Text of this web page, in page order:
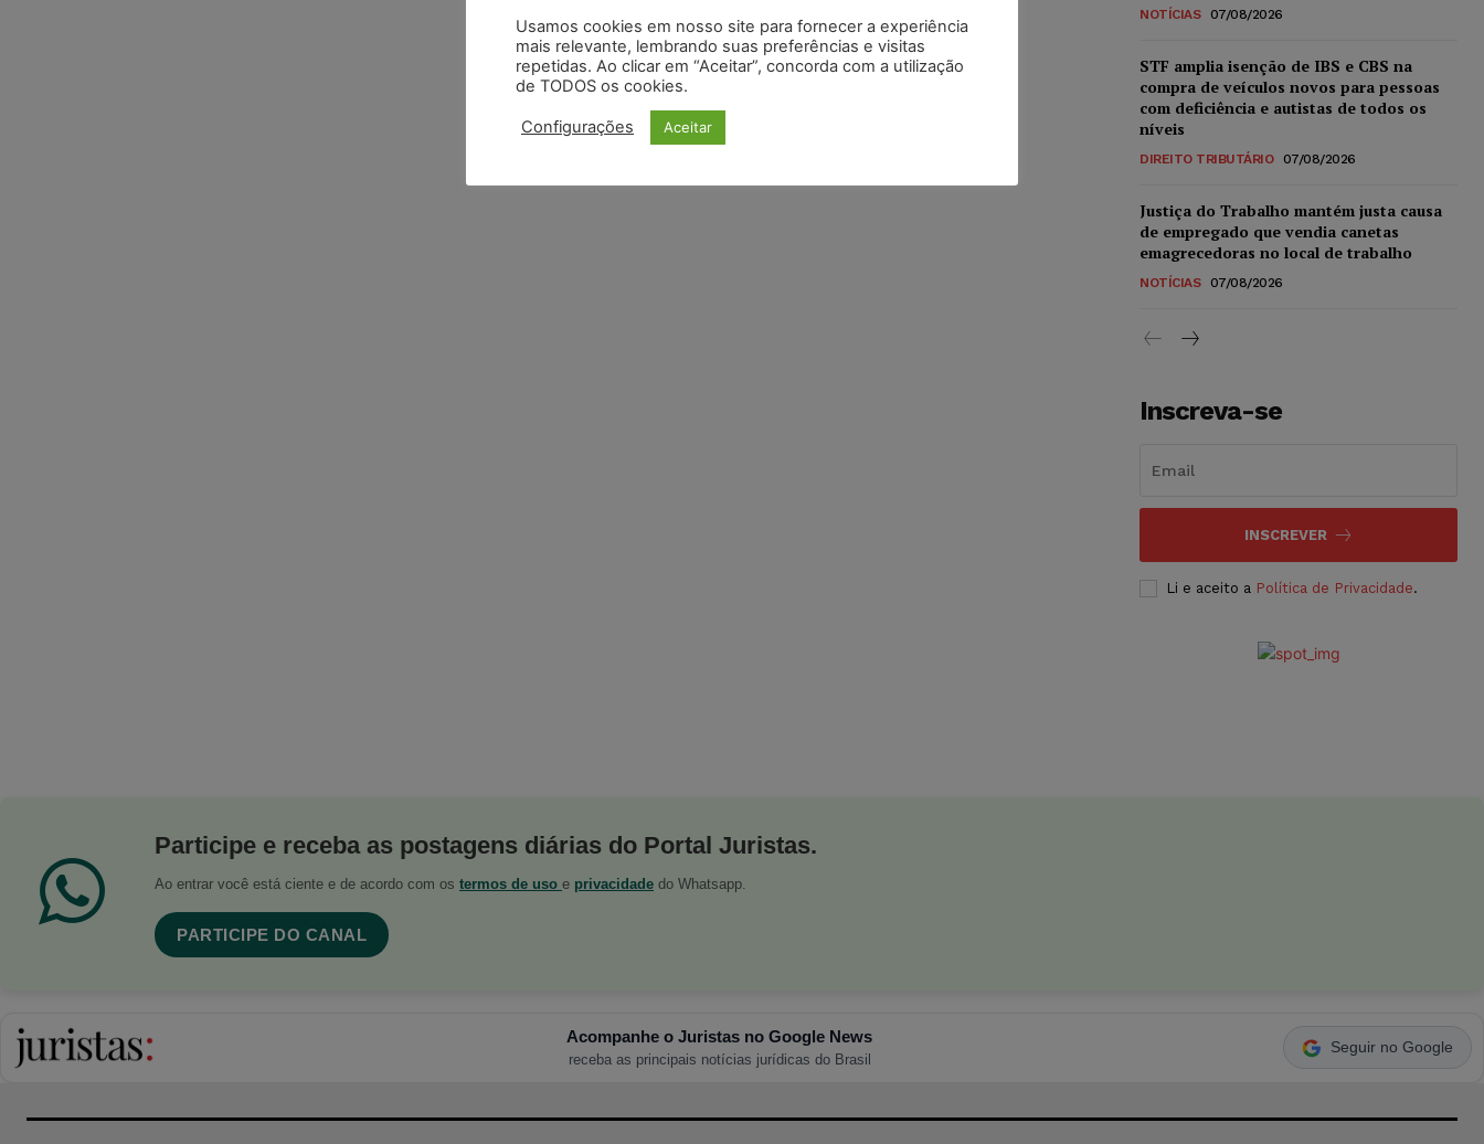
NOTÍCIAS 07/08/2026
STF amplia isenção de IBS e CBS na
compra de veículos novos para pessoas
com deficiência e autistas de todos os
níveis
DIREITO TRIBUTÁRIO 07/08/2026
Justiça do Trabalho mantém justa causa
de empregado que vendia canetas
emagrecedoras no local de trabalho
NOTÍCIAS 07/08/2026
Inscreva-se
INSCREVER
Li e aceito a Política de Privacidade.
Participe e receba as postagens diárias do Portal Juristas.
Ao entrar você está ciente e de acordo com os termos de uso e privacidade do Whatsapp.
PARTICIPE DO CANAL
Acompanhe o Juristas no Google News
receba as principais notícias jurídicas do Brasil
Seguir no Google
Usamos cookies em nosso site para fornecer a experiência
mais relevante, lembrando suas preferências e visitas
repetidas. Ao clicar em “Aceitar”, concorda com a utilização
de TODOS os cookies.
Configurações Aceitar